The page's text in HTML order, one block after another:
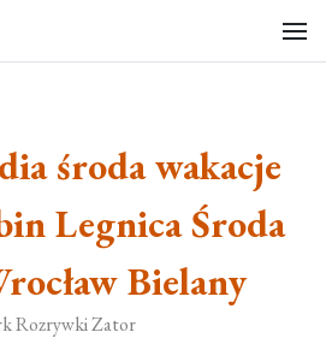
środa wakacje
Legnica Środa
Bielany
Rozrywki Zator